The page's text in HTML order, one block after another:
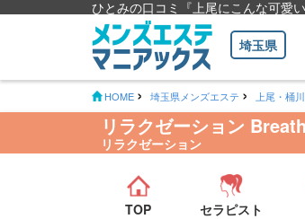
ひとみの口コミ『上尾にこんな可愛
埼玉県
HOME 埼玉県メンズエステ 上尾・桶
リラクゼーション Breath
リラクゼーション
TOP セラピスト